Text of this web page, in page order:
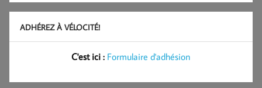
ADHÉREZ À VÉLOCITÉ!
C'est ici : Formulaire d'adhésion